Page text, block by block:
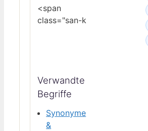
<span
class="san-k
Verwandte
Begriffe
Synonyme
&